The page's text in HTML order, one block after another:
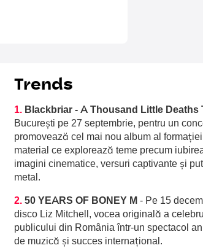
Trends
1. Blackbriar - A Thousand Little Deaths
București pe 27 septembrie, pentru un
promovează cel mai nou album al
material ce explorează teme precum
imagini cinematice, versuri captivante și
metal.
2. 50 YEARS OF BONEY M - Pe 15
disco Liz Mitchell, vocea originală a
publicului din România într-un spectacol
de muzică și succes internațional.